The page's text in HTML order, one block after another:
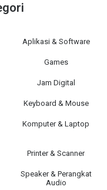
Aplikasi & Software
Games
Jam Digital
Keyboard & Mouse
Komputer & Laptop
Printer & Scanner
Speaker & Perangkat
Audio